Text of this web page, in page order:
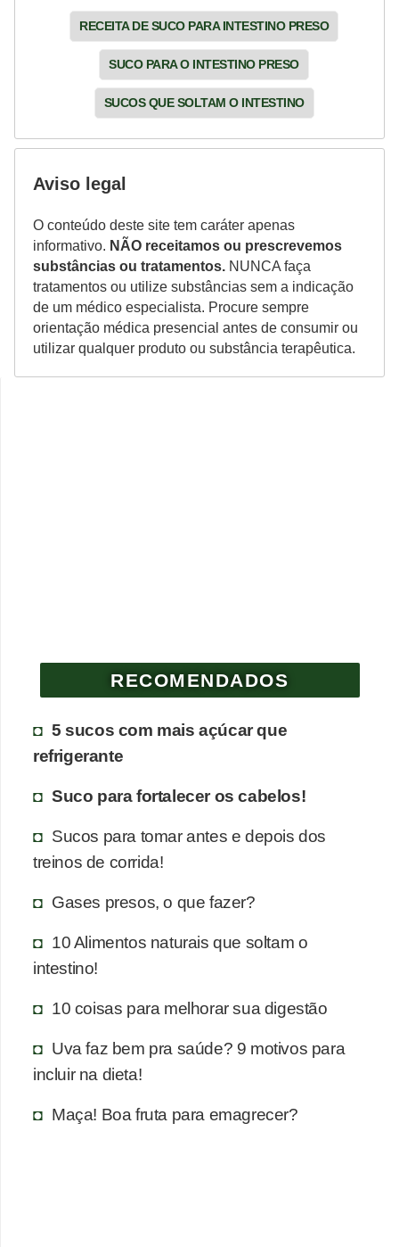
RECEITA DE SUCO PARA INTESTINO PRESO
SUCO PARA O INTESTINO PRESO
SUCOS QUE SOLTAM O INTESTINO
Aviso legal
O conteúdo deste site tem caráter apenas
informativo. NÃO receitamos ou prescrevemos
substâncias ou tratamentos. NUNCA faça
tratamentos ou utilize substâncias sem a indicação
de um médico especialista. Procure sempre
orientação médica presencial antes de consumir ou
utilizar qualquer produto ou substância terapêutica.
RECOMENDADOS
5 sucos com mais açúcar que
refrigerante
Suco para fortalecer os cabelos!
Sucos para tomar antes e depois dos
treinos de corrida!
Gases presos, o que fazer?
10 Alimentos naturais que soltam o
intestino!
10 coisas para melhorar sua digestão
Uva faz bem pra saúde? 9 motivos para
incluir na dieta!
Maça! Boa fruta para emagrecer?